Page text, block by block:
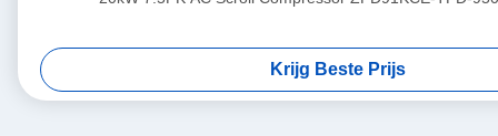
Krijg Beste Prijs